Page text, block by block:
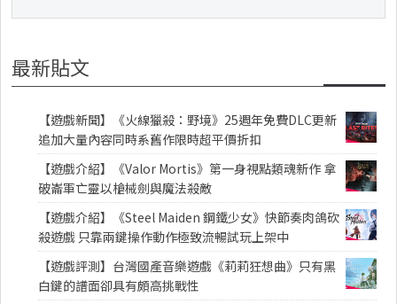
最新貼文
【遊戲新聞】《火線獵殺：野境》25週年免費DLC更新
追加大量內容同時系舊作限時超平價折扣
【遊戲介紹】《Valor Mortis》第一身視點類魂新作 拿
破崙軍亡靈以槍械劍與魔法殺敵
【遊戲介紹】《Steel Maiden 鋼鐵少女》快節奏肉鴿砍
殺遊戲 只靠兩鍵操作動作極致流暢試玩上架中
【遊戲評測】台灣國產音樂遊戲《莉莉狂想曲》只有黑
白鍵的譜面卻具有頗高挑戰性